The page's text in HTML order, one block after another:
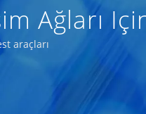
Ağları
araçları